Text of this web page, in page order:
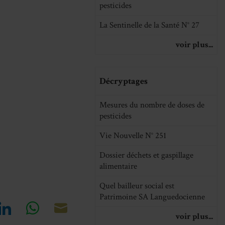
pesticides
La Sentinelle de la Santé N° 27
voir plus...
Décryptages
Mesures du nombre de doses de
pesticides
Vie Nouvelle N° 251
Dossier déchets et gaspillage
alimentaire
Quel bailleur social est
Patrimoine SA Languedocienne
voir plus...